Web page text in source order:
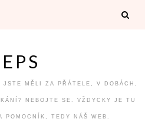
MĚLI ZA PŘÁTELE, V DOBÁCH,
NEBOJTE SE. VŽDYCKY JE TU
POMOCNÍK, TEDY NÁŠ WEB.